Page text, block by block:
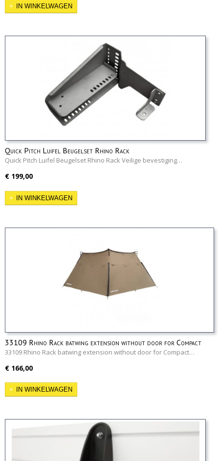
IN WINKELWAGEN
Quick Pitch Luifel Beugelset Rhino Rack
Quick Pitch Luifel Beugelset Rhino Rack Veilige bevestiging…
€ 199,00
IN WINKELWAGEN
33109 Rhino Rack batwing extension without door for Compact
version
33109 Rhino Rack batwing extension without door for Compact…
€ 166,00
IN WINKELWAGEN